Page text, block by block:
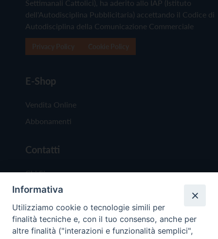
Settimanali Cattolici), ha aderito allo IAP (Istituto
dell'Autodisciplina Pubblicitaria) accettando il Codice di
Autodisciplina della Comunicazione Commerciale
E-Shop
Vendita Online
Abbonamenti
Contatti
Chi Siamo
Redazione
Scrivici
Informativa
Utilizziamo cookie o tecnologie simili per
finalità tecniche e, con il tuo consenso, anche per
altre finalità ("interazioni e funzionalità semplici",